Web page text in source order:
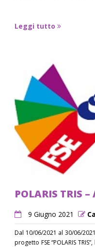
Leggi tutto
POLARIS TRIS
9 Giugno 2021
Dal 10/06/2021 al 30/06/
progetto FSE “POLARIS